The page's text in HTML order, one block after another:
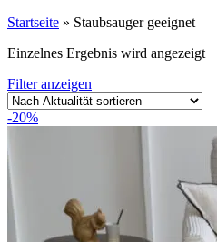
Startseite » Staubsauger geeignet
Einzelnes Ergebnis wird angezeigt
Filter anzeigen
-20%